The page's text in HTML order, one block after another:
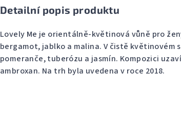
Detailní popis produktu
Lovely Me je orientálně-květinová vůně pro
bergamot, jablko a malina. V čistě květinovém
pomeranče, tuberózu a jasmín. Kompozici
ambroxan. Na trh byla uvedena v roce 2018.